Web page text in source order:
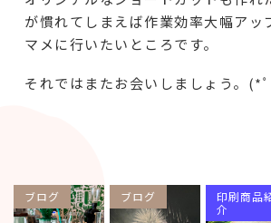
が慣れてしまえば作業効率大幅アッ
マメに行いたいところです。
それではまたお会いしましょう。
ブログ ブログ
印刷商品
介